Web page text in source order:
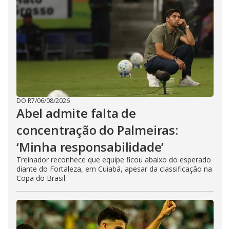
DO R7/06/08/2026
Abel admite falta de
concentração do Palmeiras:
‘Minha responsabilidade’
Treinador reconhece que equipe ficou abaixo do esperado
diante do Fortaleza, em Cuiabá, apesar da classificação na
Copa do Brasil